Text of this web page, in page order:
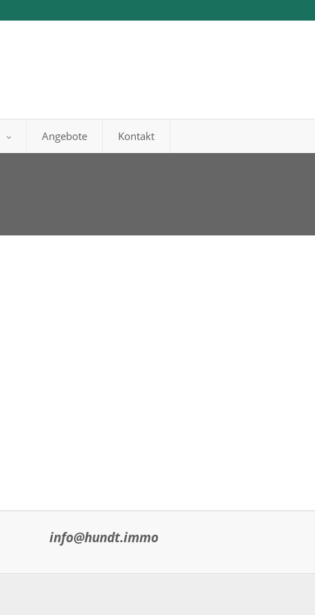
Angebote Kontakt
info@hundt.immo